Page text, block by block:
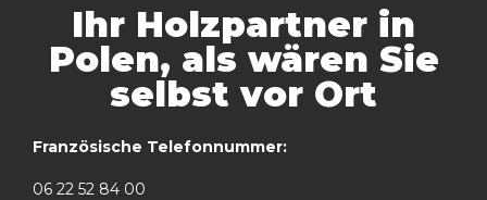
Ihr Holzpartner in
Polen, als wären Sie
selbst vor Ort
Französische Telefonnummer:
06 22 52 84 00